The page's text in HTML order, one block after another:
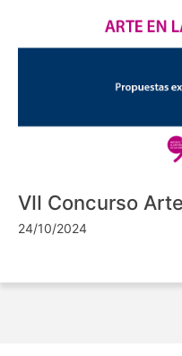
VII Concurso
24/10/2024